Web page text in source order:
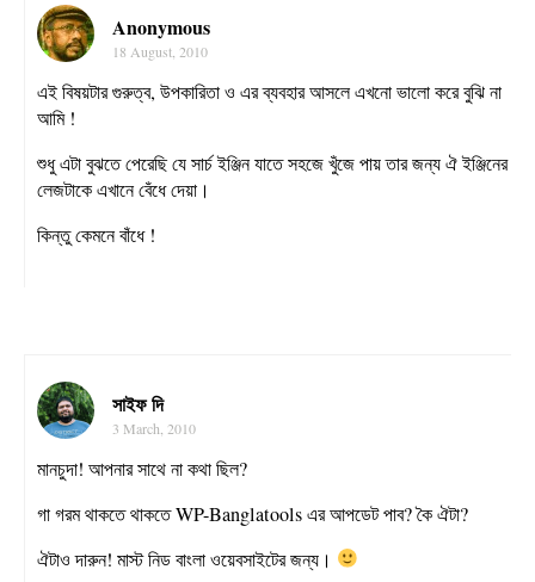
Anonymous
18 August, 2010
এই বিষয়টার গুরুত্ব, উপকারিতা ও এর ব্যবহার আসলে এখনো ভালো করে বুঝি না
আমি !
শুধু এটা বুঝতে পেরেছি যে সার্চ ইঞ্জিন যাতে সহজে খুঁজে পায় তার জন্য ঐ ইঞ্জিনের
লেজটাকে এখানে বেঁধে দেয়া।
কিন্তু কেমনে বাঁধে !
সাইফ দি
3 March, 2010
মানচুদা! আপনার সাথে না কথা ছিল?
গা গরম থাকতে থাকতে WP-Banglatools এর আপডেট পাব? কৈ ঐটা?
ঐটাও দারুন! মাস্ট নিড বাংলা ওয়েবসাইটের জন্য।